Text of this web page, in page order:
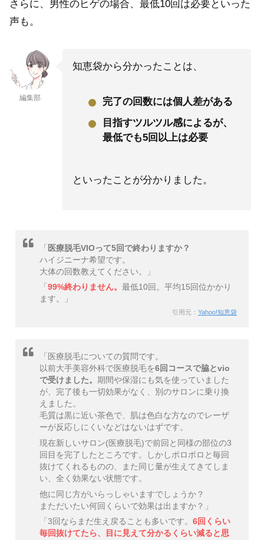
さらに、男性のヒゲの場合、最低10回は必要といった
声も。
編集部
知恵袋から分かったことは、
完了の回数には個人差がある
目指すツルツル感によるが、
最低でも5回以上は必要
といったことが分かりました。
「 医療脱毛VIOって5回で終わりますか？
ハイジニーナ希望です。
大体の回数教えてください。」
「 99%終わりません。 最低10回。平均15回位かかり
ます。」
引用元： Yahoo!知恵袋
「医療脱毛についての質問です。
以前大手美容外科で医療脱毛を6回コースで脇とvio
で受けました。 期間や保湿にも気を使っていました
が、完了後も一切効果がなく、別のサロンに乗り換
えました。
毛質は黒に近い茶色で、肌は色白な方なのでレーザ
ーが反応しにくいなどはないはずです。
現在新しいサロン(医療脱毛)で前回と同様の部位の3
回目を完了したところです。しかしポロポロと毎回
抜けてくれるものの、また同じ量が生えてきてしま
い、全く効果ない状態です。
他に同じ方がいらっしゃいますでしょうか？
まただいたい何回くらいで効果は出ますか？」
「3回ならまだ生え戻ることも多いです。 6回くらい
毎回抜けてたら、目に見えて分かるくらい減ると思